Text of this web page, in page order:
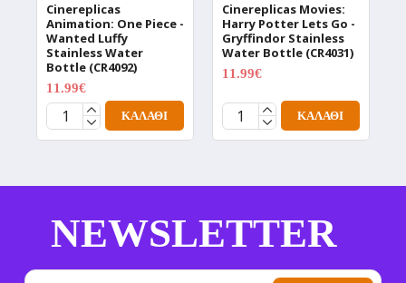
Cinereplicas
Animation: One Piece -
Wanted Luffy
Stainless Water
Bottle (CR4092)
11.99€
ΚΑΛΆΘΙ
Cinereplicas Movies:
Harry Potter Lets Go -
Gryffindor Stainless
Water Bottle (CR4031)
11.99€
ΚΑΛΆΘΙ
NEWSLETTER